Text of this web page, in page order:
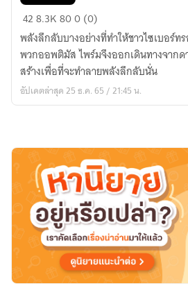
(Fiction
)TRANSFORMERS
WEAPONS
OF
THE
PRIMUS
428.3K800 (0)
พลังลึกลับบางอย่างที่ทำให้ชาวไซเบอร์ท
พวกออพติมัส ไพร์มจึงออกเดินทางจากด
สร้างเพื่อที่จะทำลายพลังลึกลับนั่น
อัปเดตล่าสุด 25 ธ.ค. 65 / 21:45 น.